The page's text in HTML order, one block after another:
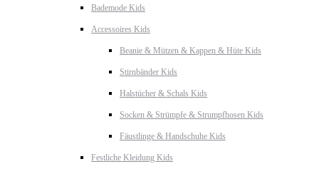
Bademode Kids
Accessoires Kids
Beanie & Mützen & Kappen & Hüte Kids
Stirnbänder Kids
Halstücher & Schals Kids
Socken & Strümpfe & Strumpfhosen Kids
Fäustlinge & Handschuhe Kids
Festliche Kleidung Kids